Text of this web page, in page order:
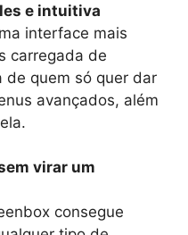
e intuitiva
interface mais
carregada de
de quem só quer dar
avançados, além
virar um
consegue